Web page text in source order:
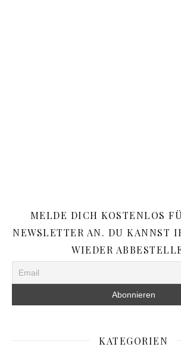
MELDE DICH KOSTENLOS
NEWSLETTER AN. DU KANNST
WIEDER
KATEGORIEN